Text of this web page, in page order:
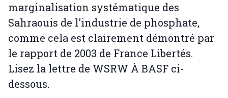
marginalisation systématique des
Sahraouis de l'industrie de phosphate,
comme cela est clairement démontré par
le rapport de 2003 de France Libertés.
Lisez la lettre de WSRW À BASF ci-
dessous.